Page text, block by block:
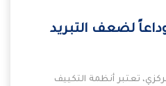
لضعف التبريد
تعتبر أنظمة التكييف